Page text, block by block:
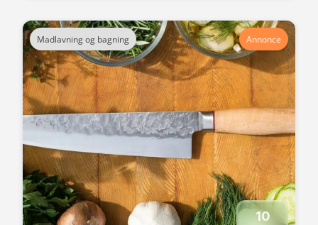
Madlavning og bagning Annonce
10